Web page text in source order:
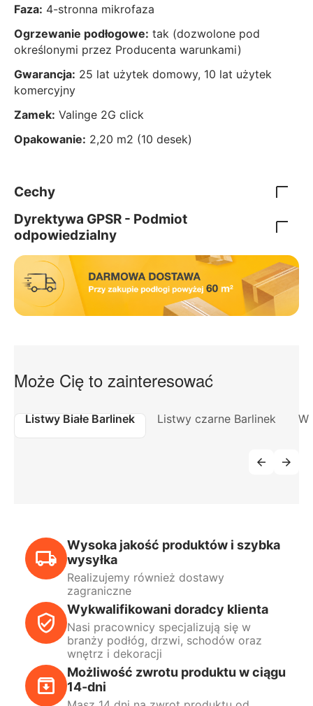
Faza: 4-stronna mikrofaza
Ogrzewanie podłogowe: tak (dozwolone pod
określonymi przez Producenta warunkami)
Gwarancja: 25 lat użytek domowy, 10 lat użytek
komercyjny
Zamek: Valinge 2G click
Opakowanie: 2,20 m2 (10 desek)
Cechy
Dyrektywa GPSR - Podmiot
odpowiedzialny
Może Cię to zainteresować
Listwy Białe Barlinek Listwy czarne Barlinek W
Wysoka jakość produktów i szybka
wysyłka
Realizujemy również dostawy
zagraniczne
Wykwalifikowani doradcy klienta
Nasi pracownicy specjalizują się w
branży podłóg, drzwi, schodów oraz
wnętrz i dekoracji
Możliwość zwrotu produktu w ciągu
14-dni